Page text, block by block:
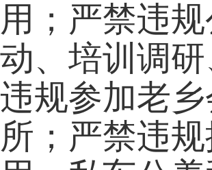
用；严禁违
动、培训调
违规参加老
所；严禁违